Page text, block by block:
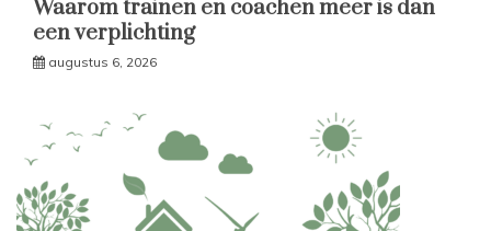
Waarom trainen en coachen meer is dan
een verplichting
augustus 6, 2026